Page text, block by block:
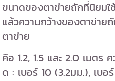
ขนาดของตาข่ายถักที่นิยมใ
แล้วความกว้างของตาข่าย
ตาข่าย
คือ 1.2, 1.5 และ 2.0 เมตร
ด : เบอร์ 10 (3.2มม.), เบอ